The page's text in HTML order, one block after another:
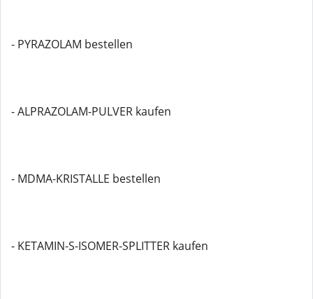
- PYRAZOLAM bestellen
- ALPRAZOLAM-PULVER kaufen
- MDMA-KRISTALLE bestellen
- KETAMIN-S-ISOMER-SPLITTER kaufen